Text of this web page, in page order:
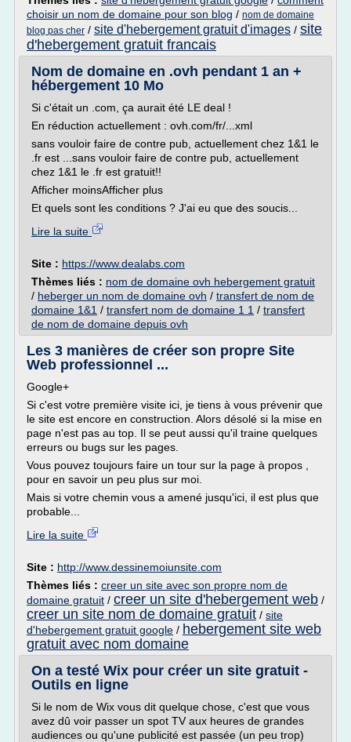
choisir un nom de domaine pour son blog / nom de domaine
blog pas cher / site d'hebergement gratuit d'images / site
d'hebergement gratuit francais
Nom de domaine en .ovh pendant 1 an +
hébergement 10 Mo
Si c'était un .com, ça aurait été LE deal !
En réduction actuellement : ovh.com/fr/...xml
sans vouloir faire de contre pub, actuellement chez 1&1 le
.fr est ...sans vouloir faire de contre pub, actuellement
chez 1&1 le .fr est gratuit!!
Afficher moinsAfficher plus
Et quels sont les conditions ? J'ai eu que des soucis...
Lire la suite
Site : https://www.dealabs.com
Thèmes liés : nom de domaine ovh hebergement gratuit
/ heberger un nom de domaine ovh / transfert de nom de
domaine 1&1 / transfert nom de domaine 1 1 / transfert
de nom de domaine depuis ovh
Les 3 manières de créer son propre Site
Web professionnel ...
Google+
Si c'est votre première visite ici, je tiens à vous prévenir que
le site est encore en construction. Alors désolé si la mise en
page n'est pas au top. Il se peut aussi qu'il traine quelques
erreurs ou bugs sur les pages.
Vous pouvez toujours faire un tour sur la page à propos ,
pour en savoir un peu plus sur moi.
Mais si votre chemin vous a amené jusqu'ici, il est plus que
probable...
Lire la suite
Site : http://www.dessinemoiunsite.com
Thèmes liés : creer un site avec son propre nom de
domaine gratuit / creer un site d'hebergement web /
creer un site nom de domaine gratuit / site
d'hebergement gratuit google / hebergement site web
gratuit avec nom domaine
On a testé Wix pour créer un site gratuit -
Outils en ligne
Si le nom de Wix vous dit quelque chose, c'est que vous
avez dû voir passer un spot TV aux heures de grandes
audiences ou qu'une publicité est passée (un peu trop)